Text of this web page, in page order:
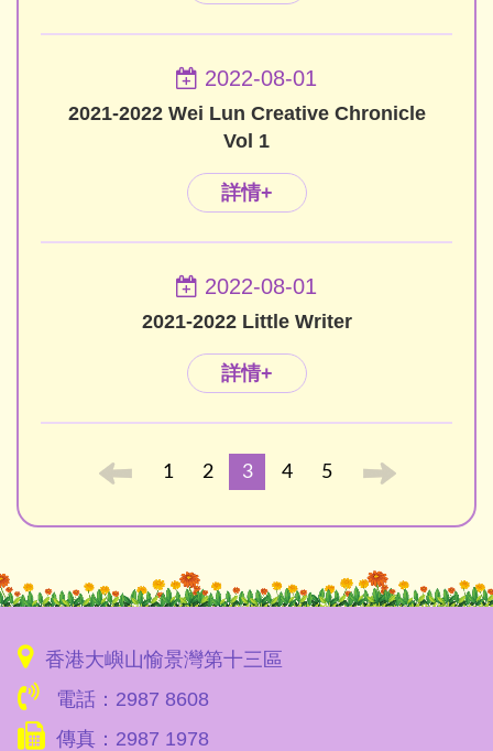
2022-08-01
2021-2022 Wei Lun Creative Chronicle
Vol 1
詳情+
2022-08-01
2021-2022 Little Writer
詳情+
1 2 3 4 5
香港大嶼山愉景灣第十三區
電話：2987 8608
傳真：2987 1978